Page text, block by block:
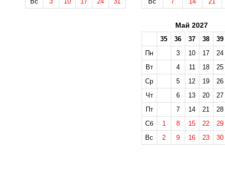
Май 2027
35 36 37 38
39
Пн
3 10 17
24
Вт
4 11 18
25
Ср
5 12 19
26
Чт
6 13 20
27
Пт
7 14 21
28
Сб
1 8 15 22
29
Вс
2 9 16 23 30